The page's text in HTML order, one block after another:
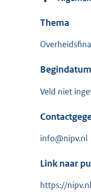
Thema
Begindatum
Veld niet
info@nipv.nl
Link naar
https://nipv.nl